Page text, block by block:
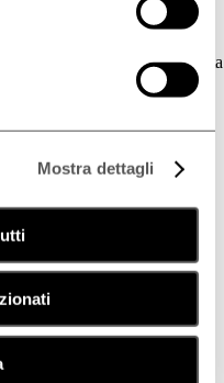
Mostra dettagli
gamma di prodotti è dedicata